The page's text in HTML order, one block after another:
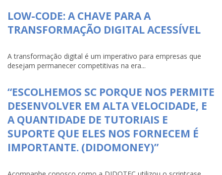
LOW-CODE: A CHAVE PARA A
TRANSFORMAÇÃO DIGITAL ACESSÍVEL
A transformação digital é um imperativo para empresas que
desejam permanecer competitivas na era...
“ESCOLHEMOS SC PORQUE NOS PERMITE
DESENVOLVER EM ALTA VELOCIDADE, E
A QUANTIDADE DE TUTORIAIS E
SUPORTE QUE ELES NOS FORNECEM É
IMPORTANTE. (DIDOMONEY)”